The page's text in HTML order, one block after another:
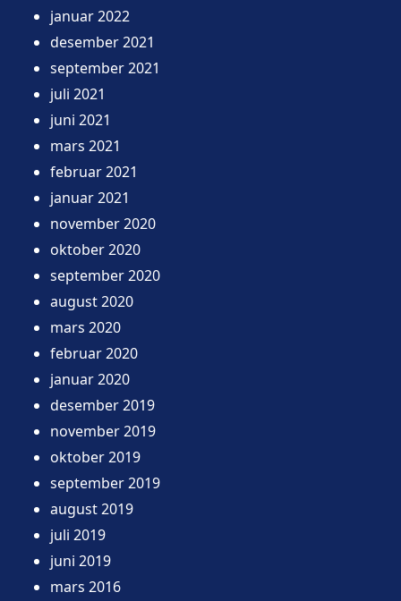
januar 2022
desember 2021
september 2021
juli 2021
juni 2021
mars 2021
februar 2021
januar 2021
november 2020
oktober 2020
september 2020
august 2020
mars 2020
februar 2020
januar 2020
desember 2019
november 2019
oktober 2019
september 2019
august 2019
juli 2019
juni 2019
mars 2016